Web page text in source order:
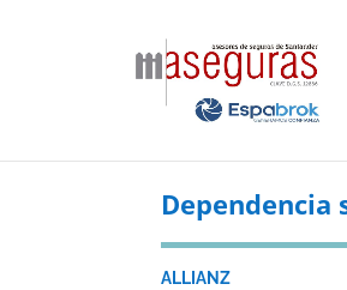
Dependencia
ALLIANZ